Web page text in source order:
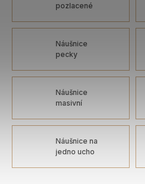
pozlacené
Náušnice
pecky
Náušnice
masivní
Náušnice na
jedno ucho